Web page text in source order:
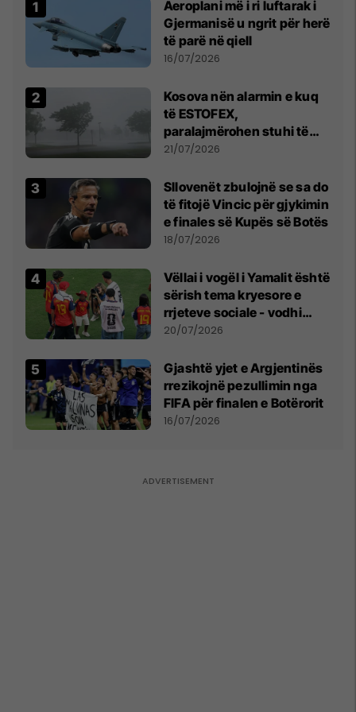
Aeroplani më i ri luftarak i
Gjermanisë u ngrit për herë
të parë në qiell
16/07/2026
Kosova nën alarmin e kuq
të ESTOFEX,
paralajmërohen stuhi të
fuqishme me breshër dhe
21/07/2026
Sllovenët zbulojnë se sa do
të fitojë Vincic për gjykimin
e finales së Kupës së Botës
18/07/2026
Vëllai i vogël i Yamalit është
sërish tema kryesore e
rrjeteve sociale - vodhi
vëmendjen pas finales së
20/07/2026
Gjashtë yjet e Argjentinës
rrezikojnë pezullimin nga
FIFA për finalen e Botërorit
16/07/2026